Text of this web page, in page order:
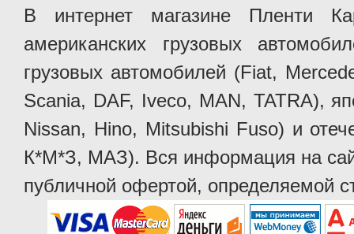
В интернет магазине Пленти
американских грузовых
грузовых автомобилей (Fiat,
Scania, DAF, Iveco, MAN, TATRA),
Nissan, Hino, Mitsubishi Fuso) и
К*М*З, МАЗ). Вся информация на
публичной офертой, определяемой